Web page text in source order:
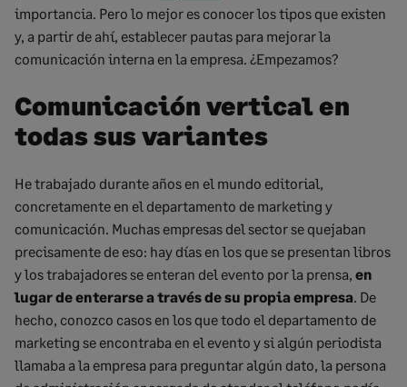
importancia. Pero lo mejor es conocer los tipos que existen
y, a partir de ahí, establecer pautas para mejorar la
comunicación interna en la empresa. ¿Empezamos?
Comunicación vertical en
todas sus variantes
He trabajado durante años en el mundo editorial,
concretamente en el departamento de marketing y
comunicación. Muchas empresas del sector se quejaban
precisamente de eso: hay días en los que se presentan libros
y los trabajadores se enteran del evento por la prensa, en
lugar de enterarse a través de su propia empresa. De
hecho, conozco casos en los que todo el departamento de
marketing se encontraba en el evento y si algún periodista
llamaba a la empresa para preguntar algún dato, la persona